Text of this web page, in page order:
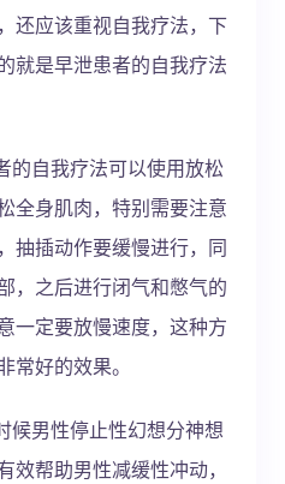
还应该重视自我疗法，下
就是早泄患者的自我疗法
的自我疗法可以使用放松
全身肌肉，特别需要注意
抽插动作要缓慢进行，同
，之后进行闭气和憋气的
一定要放慢速度，这种方
常好的效果。
候男性停止性幻想分神想
效帮助男性减缓性冲动，